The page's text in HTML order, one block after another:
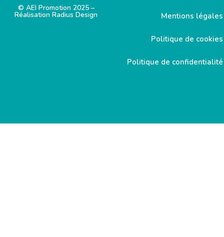
© AEI Promotion 2025 –
Réalisation Radius Design Mentions légales
Politique de cookies
Politique de confidentialité